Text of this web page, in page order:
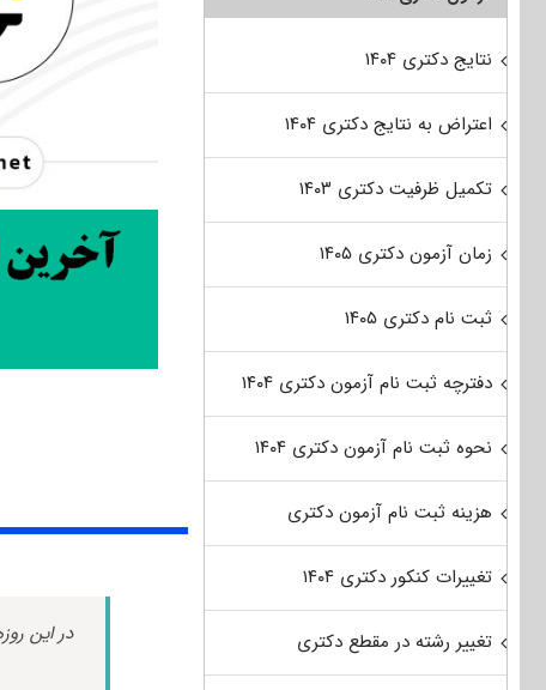
در این
نتایج دکتری ۱۴۰۴
اعتراض به نتایج دکتری ۱۴۰۴
تکمیل ظرفیت دکتری ۱۴۰۳
زمان آزمون دکتری ۱۴۰۵
ثبت نام دکتری ۱۴۰۵
دفترچه ثبت نام آزمون دکتری ۱۴۰۴
نحوه ثبت نام آزمون دکتری ۱۴۰۴
هزینه ثبت نام آزمون دکتری
تغییرات کنکور دکتری ۱۴۰۴
تغییر رشته در مقطع دکتری